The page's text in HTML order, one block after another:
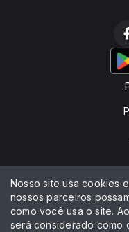
Nosso site usa cookies
nossos parceiros
como você usa o site.
será considerado como